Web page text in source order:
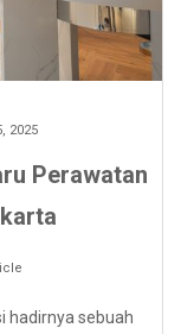
2025
Perawatan
hadirnya sebuah